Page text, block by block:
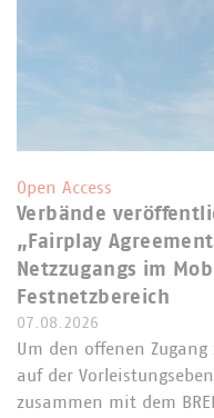
Open Access
Verbände
„Fairplay
Netzzugangs im
Festnetzbereich
07.08.2026
Um den offenen
auf der
zusammen mit dem